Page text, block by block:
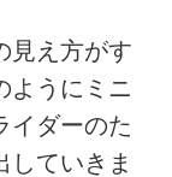
見え方がす
ようにミニ
イダーのた
していきま